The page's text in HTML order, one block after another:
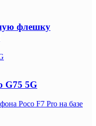
флешку
G75 5G
Poco F7 Pro на базе